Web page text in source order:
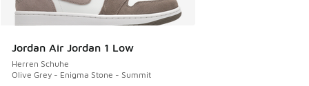
Jordan Air Jordan 1 Low
Herren Schuhe
Olive Grey - Enigma Stone - Summit